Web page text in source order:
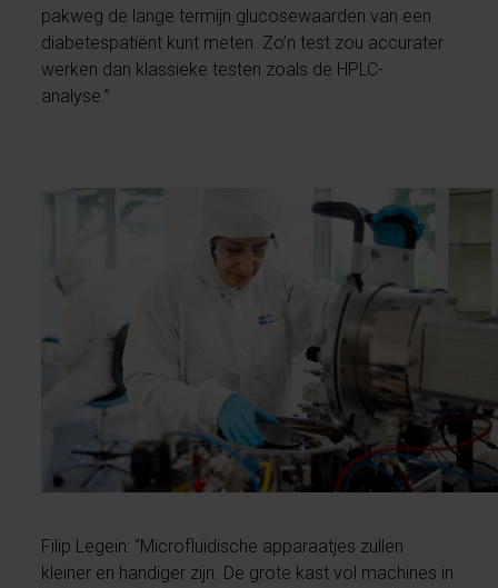
pakweg de lange termijn glucosewaarden van een
diabetespatiënt kunt meten. Zo’n test zou accurater
werken dan klassieke testen zoals de HPLC-
analyse.”
Filip Legein: “Microfluïdische apparaatjes zullen
kleiner en handiger zijn. De grote kast vol machines in